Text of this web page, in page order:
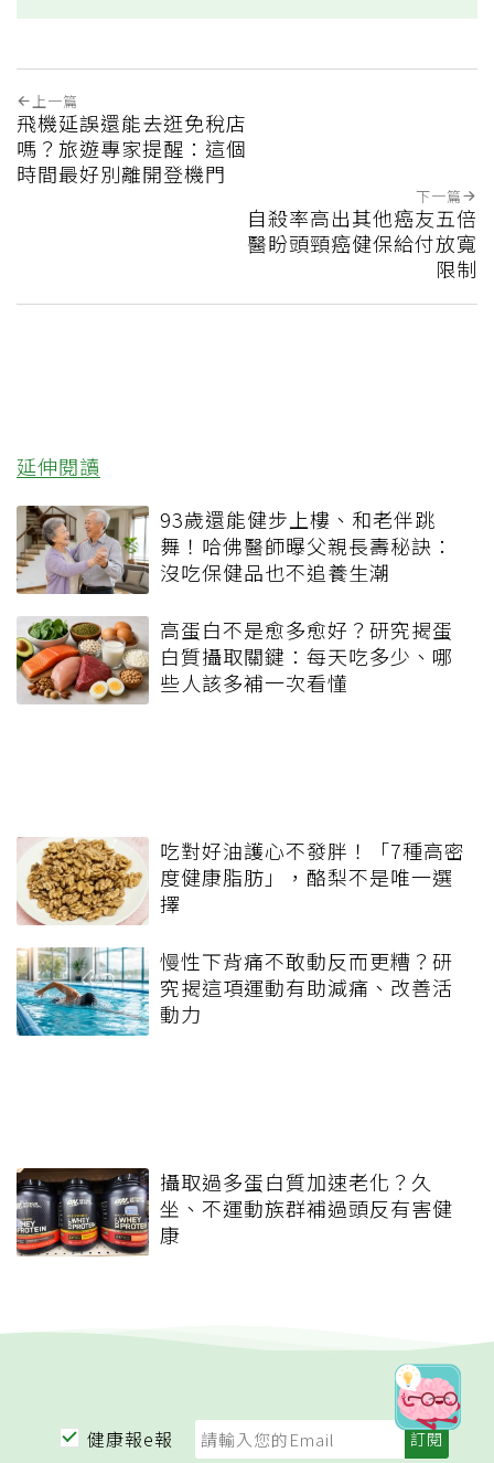
上一篇
飛機延誤還能去逛免稅店
嗎？旅遊專家提醒：這個
時間最好別離開登機門
下一篇
自殺率高出其他癌友五倍
醫盼頭頸癌健保給付放寬
限制
延伸閱讀
93歲還能健步上樓、和老伴跳
舞！哈佛醫師曝父親長壽秘訣：
沒吃保健品也不追養生潮
高蛋白不是愈多愈好？研究揭蛋
白質攝取關鍵：每天吃多少、哪
些人該多補一次看懂
吃對好油護心不發胖！「7種高密
度健康脂肪」，酪梨不是唯一選
擇
慢性下背痛不敢動反而更糟？研
究揭這項運動有助減痛、改善活
動力
攝取過多蛋白質加速老化？久
坐、不運動族群補過頭反有害健
康
健康報e報